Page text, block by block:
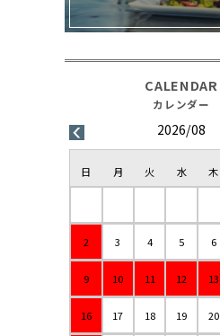
2026/08
日 月 火 水 木
2 3 4 5 6
9 10 11 12 13
16 17 18 19 20